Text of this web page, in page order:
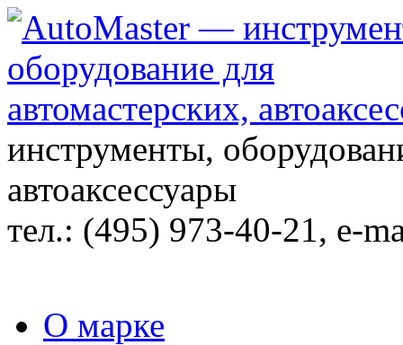
инструменты,
автоаксессуары
тел.: (495) 973-40-21, e-
О марке